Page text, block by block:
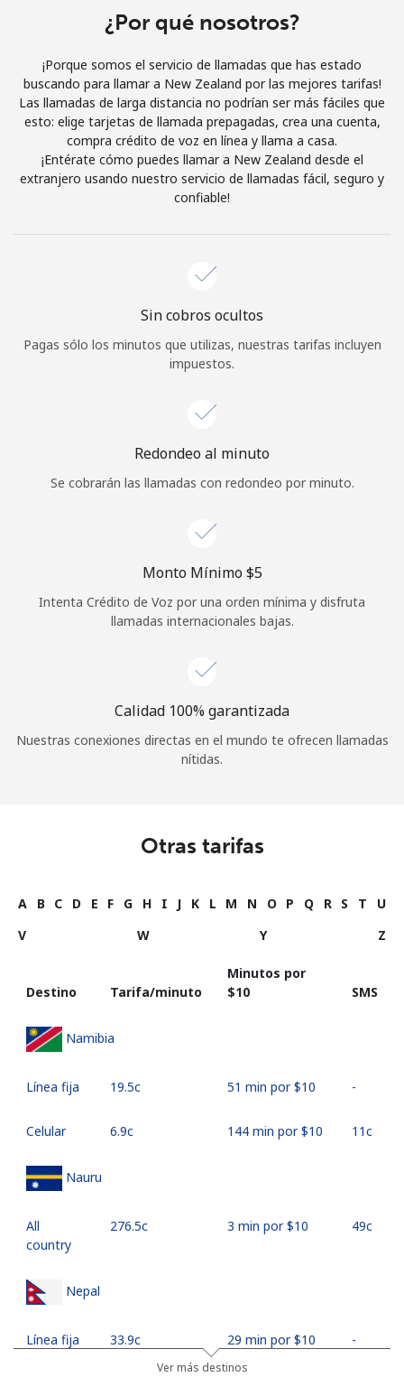
Iniciar Sesión
o
Continuar con
¿Por qué nosotros?
¡Porque somos el servicio de llamadas que has estado
buscando para llamar a New Zealand por las mejores tarifas!
Las llamadas de larga distancia no podrían ser más fáciles que
esto: elige tarjetas de llamada prepagadas, crea una cuenta,
compra crédito de voz en línea y llama a casa.
¡Entérate cómo puedes llamar a New Zealand desde el
extranjero usando nuestro servicio de llamadas fácil, seguro y
confiable!
Sin cobros ocultos
Pagas sólo los minutos que utilizas, nuestras tarifas incluyen
impuestos.
Redondeo al minuto
Se cobrarán las llamadas con redondeo por minuto.
Monto Mínimo ⁦$5⁩
Intenta Crédito de Voz por una orden mínima y disfruta
llamadas internacionales bajas.
Calidad 100% garantizada
Nuestras conexiones directas en el mundo te ofrecen llamadas
nítidas.
Otras tarifas
A B C D E F G H I J K L M N O P Q R S T
U
V
W Y Z
Destino Tarifa/minuto
Minutos por
⁦$10⁩
SMS
Namibia
Línea fija ⁦19.5c⁩ 51 min por ⁦$10⁩ -
Celular ⁦6.9c⁩ 144 min por ⁦$10⁩ ⁦11c⁩
Nauru
All
country
⁦276.5c⁩ 3 min por ⁦$10⁩ ⁦49c⁩
Nepal
Línea fija ⁦33.9c⁩ 29 min por ⁦$10⁩ -
Ver más destinos